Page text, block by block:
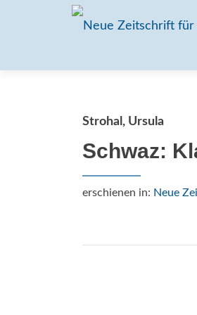
Strohal, Ursula
Schwaz:
erschienen in: Neue